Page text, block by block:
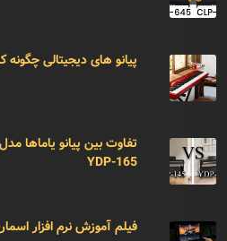
پیانو های دیجیتالی چگونه
YDP-165
فیلم آموزش نرم افزار